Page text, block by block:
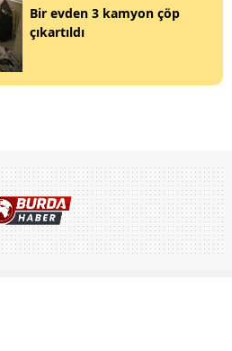
Bir evden 3 kamyon çöp
çıkartıldı